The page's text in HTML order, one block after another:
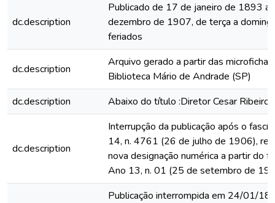
dc.description
Publicado de 17 de janeiro de 1893 a
dezembro de 1907, de terça a
feriados
dc.description
Arquivo gerado a partir das
Biblioteca Mário de Andrade (SP)
dc.description
Abaixo do título :Diretor Cesar Ribeiro
dc.description
Interrupção da publicação após o
14, n. 4761 (26 de julho de 1906),
nova designação numérica a partir do
Ano 13, n. 01 (25 de setembro de
Publicação interrompida em 24/01/